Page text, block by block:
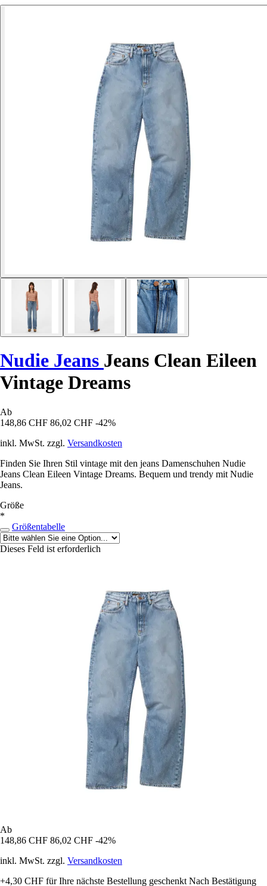
Nudie Jeans Jeans Clean Eileen
Vintage Dreams
Ab
148,86 CHF 86,02 CHF -42%
inkl. MwSt. zzgl. Versandkosten
Finden Sie Ihren Stil vintage mit den jeans Damenschuhen Nudie
Jeans Clean Eileen Vintage Dreams. Bequem und trendy mit Nudie
Jeans.
Größe
*
Größentabelle
Dieses Feld ist erforderlich
Ab
148,86 CHF 86,02 CHF -42%
inkl. MwSt. zzgl. Versandkosten
+4,30 CHF für Ihre nächste Bestellung geschenkt Nach Bestätigung